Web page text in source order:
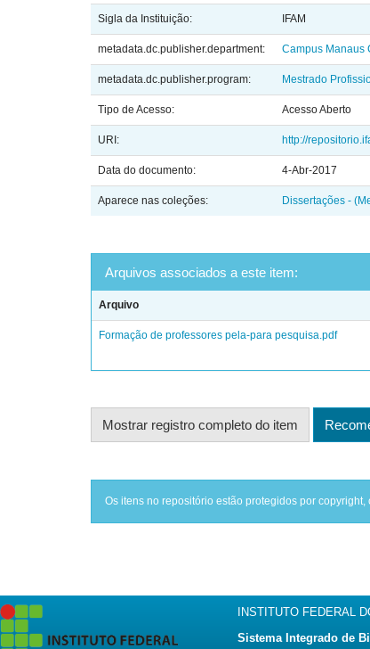
Sigla da Instituição: IFAM
metadata.dc.publisher.department: Campus Manaus
metadata.dc.publisher.program: Mestrado
Tipo de Acesso: Acesso Aberto
URI: http://
Data do documento: 4-Abr-2017
Aparece nas coleções: Dissertações -
Arquivos associados a este item:
Arquivo
Formação de professores pela-para pesquisa.pdf
Mostrar registro completo do item
Os itens no repositório estão protegidos por
INSTITUTO FEDERAL
Sistema Integrado de